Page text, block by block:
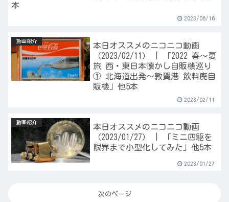
本
2023/06/16
動画紹介
本日オススメのニコニコ動画
（2023/02/11） | 「2022 春～夏
旅 西・東日本懐かし自販機巡り
① 北海道出発～敦賀港 飲料廃自
販機」他5本
2023/02/11
動画紹介
本日オススメのニコニコ動画
（2023/01/27） | 「ミニ四駆を
限界まで小型化してみた」他5本
2023/01/27
次のページ